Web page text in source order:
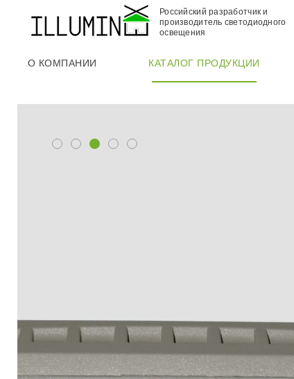
Российский разработчик и
производитель светодиодного
освещения
О КОМПАНИИ КАТАЛОГ ПРОДУКЦИИ